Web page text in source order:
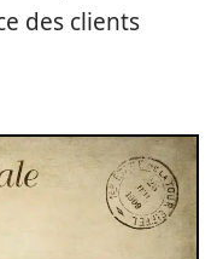
des clients